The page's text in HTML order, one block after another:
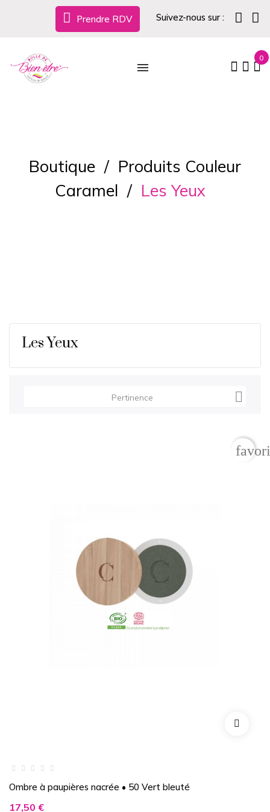
Prendre RDV Suivez-nous sur :
0
Boutique
Produits Couleur
Caramel
Les Yeux
Les Yeux
Pertinence 
Ombre à paupières nacrée • 50 Vert bleuté
Prix
17,50 €